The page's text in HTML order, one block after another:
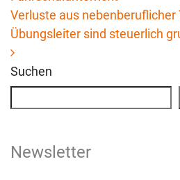
Verluste aus nebenberuflicher
Übungsleiter sind steuerlich
Suchen
Newsletter